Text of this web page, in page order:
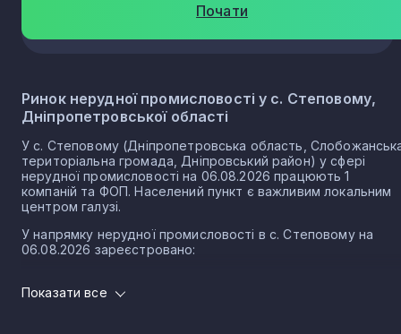
Почати
Ринок нерудної промисловості у с. Степовому,
Дніпропетровської області
У с. Степовому (Дніпропетровська область,
територіальна громада, Дніпровський район) у сфері
нерудної промисловості на 06.08.2026 працюють 1
компаній та ФОП. Населений пункт є важливим локальним
центром галузі.
У напрямку нерудної промисловості в с. Степовому на
06.08.2026 зареєстровано:
0 ФОП
Показати все